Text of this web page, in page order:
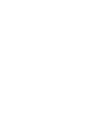
фото и автообзоры.